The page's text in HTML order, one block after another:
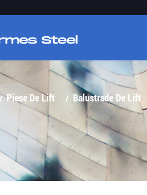
DIN OȚEL INOXIDABIL
Piese De Lift Balustrade De Lift